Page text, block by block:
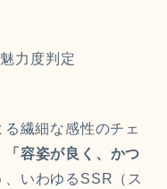
力度判定
繊細な感性のチェ
「容姿が良く、かつ
、いわゆるSSR（ス